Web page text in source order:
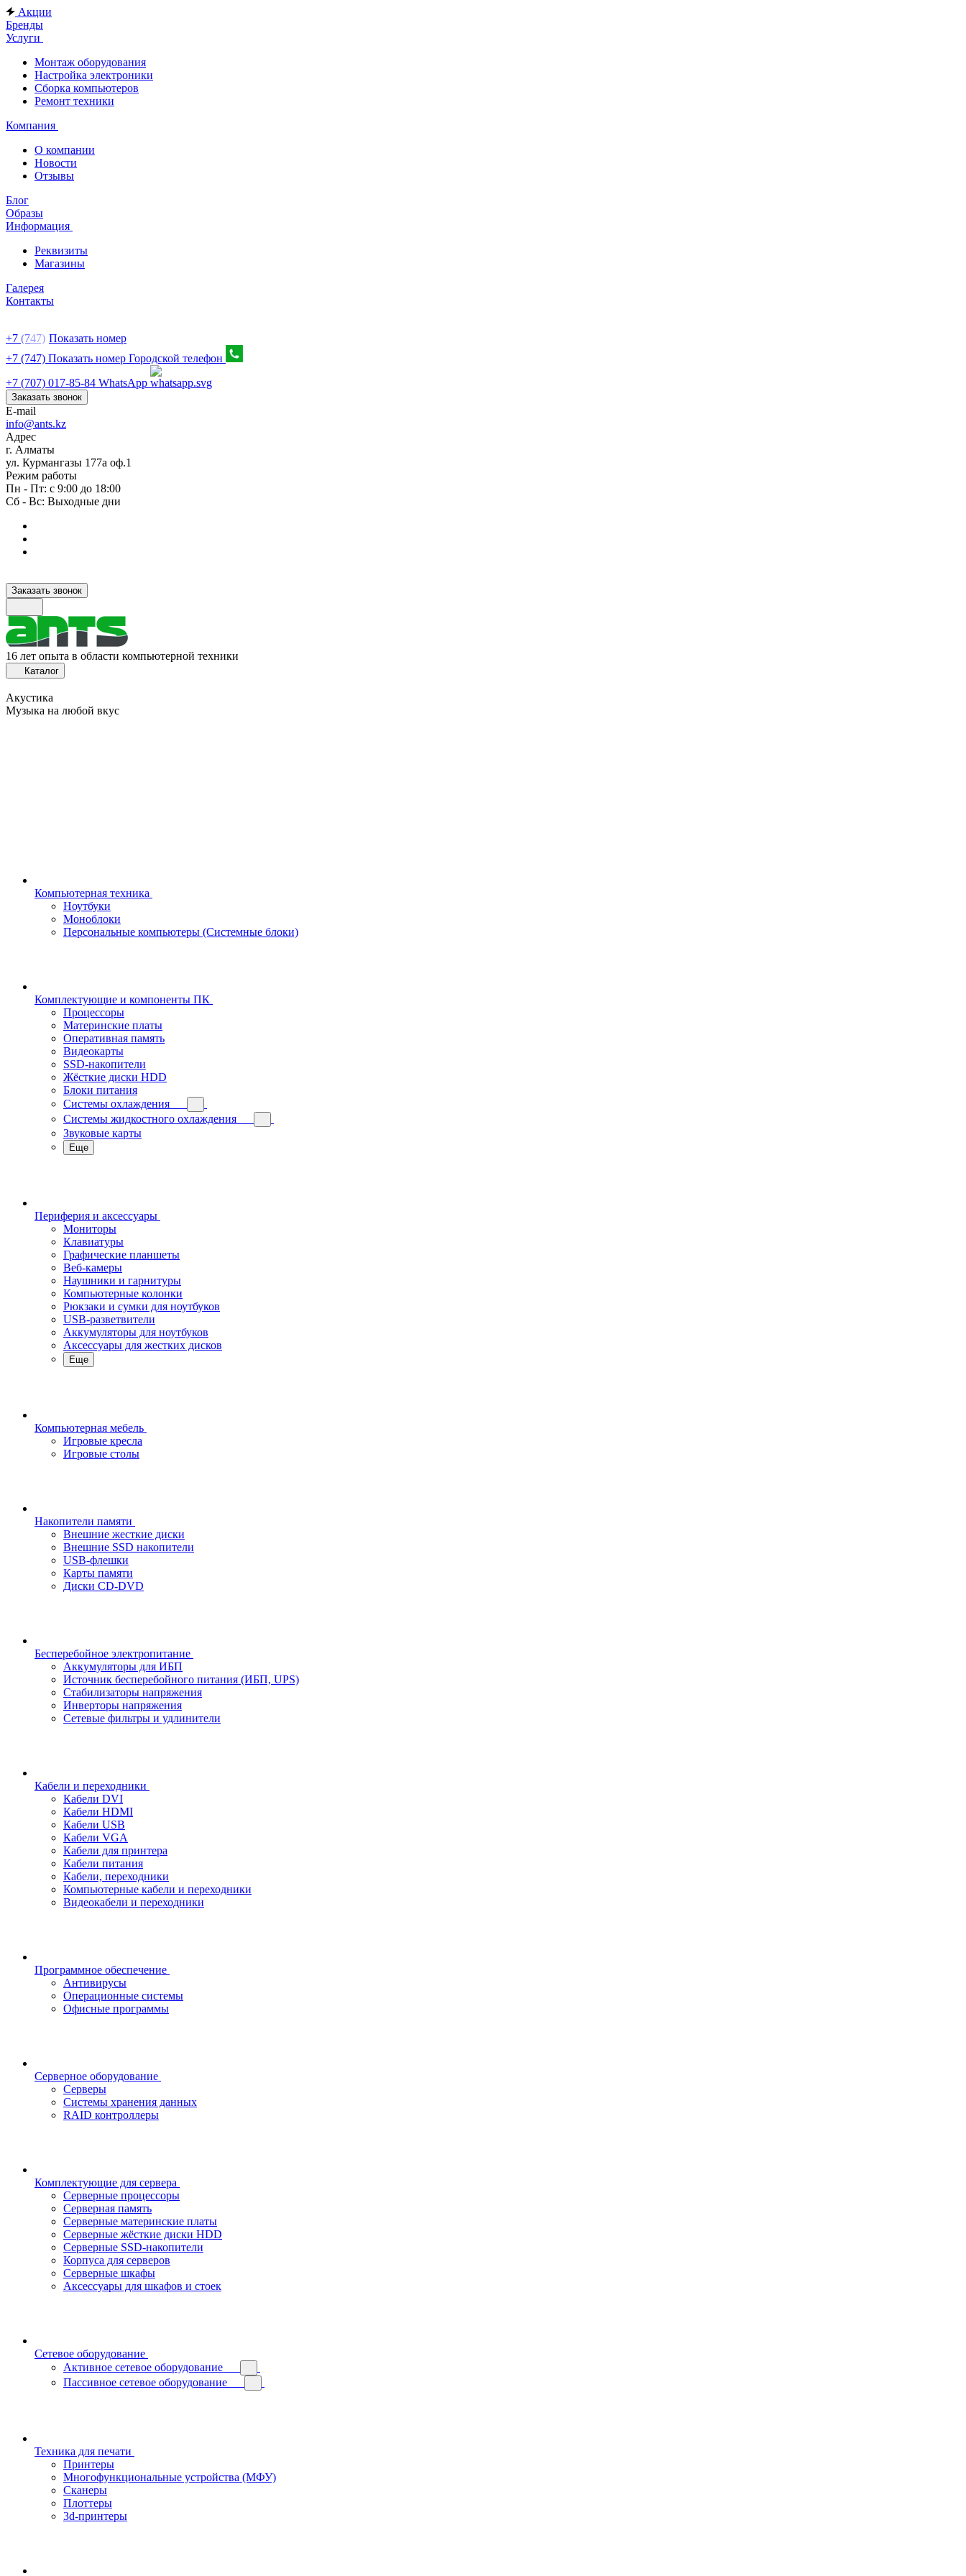
Акции
Бренды
Услуги
Монтаж оборудования
Настройка электроники
Сборка компьютеров
Ремонт техники
Компания
О компании
Новости
Отзывы
Блог
Образы
Информация
Реквизиты
Магазины
Галерея
Контакты
+7 (747) Показать номер
+7 (747) Показать номер Городской телефон
+7 (707) 017-85-84 WhatsApp
Заказать звонок
E-mail
info@ants.kz
Адрес
г. Алматы
ул. Курмангазы 177а оф.1
Режим работы
Пн - Пт: с 9:00 до 18:00
Сб - Вс: Выходные дни
Заказать звонок
16 лет опыта в области компьютерной техники
Каталог
Акустика
Музыка на любой вкус
Компьютерная техника
Ноутбуки
Моноблоки
Персональные компьютеры (Системные блоки)
Комплектующие и компоненты ПК
Процессоры
Материнские платы
Оперативная память
Видеокарты
SSD-накопители
Жёсткие диски HDD
Блоки питания
Системы охлаждения
Системы жидкостного охлаждения
Звуковые карты
Еще
Периферия и аксессуары
Мониторы
Клавиатуры
Графические планшеты
Веб-камеры
Наушники и гарнитуры
Компьютерные колонки
Рюкзаки и сумки для ноутбуков
USB-разветвители
Аккумуляторы для ноутбуков
Аксессуары для жестких дисков
Еще
Компьютерная мебель
Игровые кресла
Игровые столы
Накопители памяти
Внешние жесткие диски
Внешние SSD накопители
USB-флешки
Карты памяти
Диски CD-DVD
Бесперебойное электропитание
Аккумуляторы для ИБП
Источник бесперебойного питания (ИБП, UPS)
Стабилизаторы напряжения
Инверторы напряжения
Сетевые фильтры и удлинители
Кабели и переходники
Кабели DVI
Кабели HDMI
Кабели USB
Кабели VGA
Кабели для принтера
Кабели питания
Кабели, переходники
Компьютерные кабели и переходники
Видеокабели и переходники
Программное обеспечение
Антивирусы
Операционные системы
Офисные программы
Серверное оборудование
Серверы
Системы хранения данных
RAID контроллеры
Комплектующие для сервера
Серверные процессоры
Серверная память
Серверные материнские платы
Серверные жёсткие диски HDD
Серверные SSD-накопители
Корпуса для серверов
Серверные шкафы
Аксессуары для шкафов и стоек
Сетевое оборудование
Активное сетевое оборудование
Пассивное сетевое оборудование
Техника для печати
Принтеры
Многофункциональные устройства (МФУ)
Сканеры
Плоттеры
3d-принтеры